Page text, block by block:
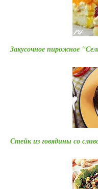
Закусочное пирожное
Стейк из говядины со